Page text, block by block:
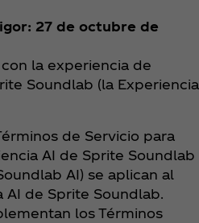
27 de octubre de
la experiencia de
Soundlab (la Experiencia
de Servicio para
AI de Sprite Soundlab
AI) se aplican al
AI de Sprite Soundlab.
los Términos